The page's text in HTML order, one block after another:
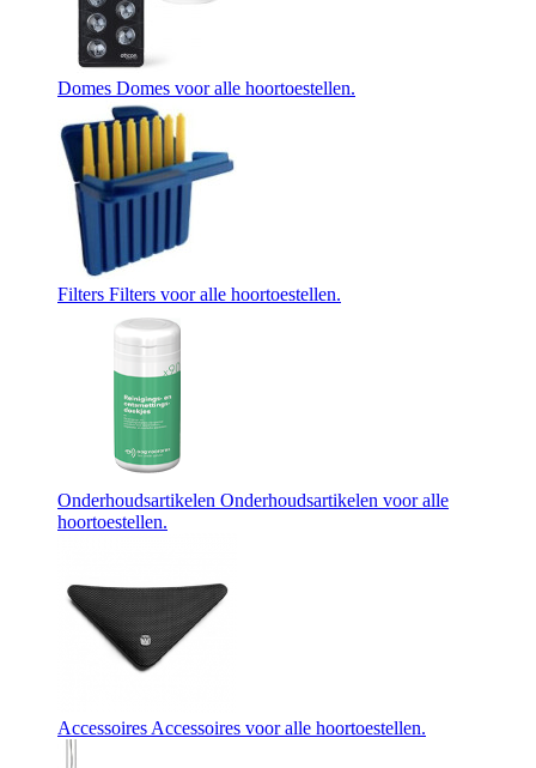
Domes Domes voor alle hoortoestellen.
Filters Filters voor alle hoortoestellen.
Onderhoudsartikelen Onderhoudsartikelen voor alle
hoortoestellen.
AccessoiresAccessoires voor alle hoortoestellen.